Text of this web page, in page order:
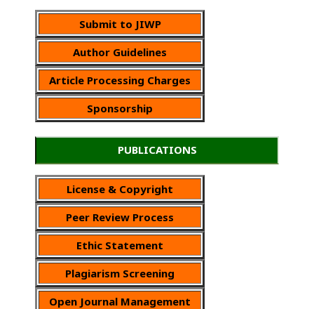
Submit to JIWP
Author Guidelines
Article Processing Charges
Sponsorship
PUBLICATIONS
License & Copyright
Peer Review Process
Ethic Statement
Plagiarism Screening
Open Journal Management